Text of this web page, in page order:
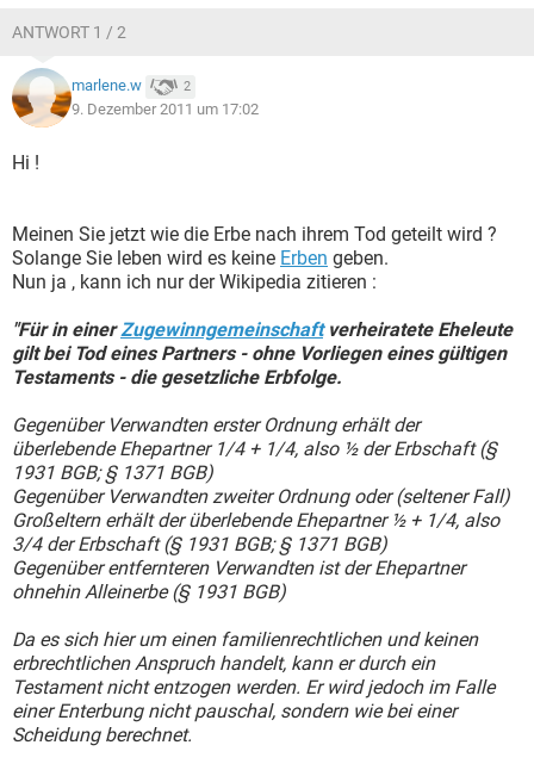
ANTWORT 1 / 2
marlene.w 2
9. Dezember 2011 um 17:02
Hi !
Meinen Sie jetzt wie die Erbe nach ihrem Tod geteilt wird ?
Solange Sie leben wird es keine Erben geben.
Nun ja , kann ich nur der Wikipedia zitieren :
"Für in einerZugewinngemeinschaftverheiratete Eheleute
gilt bei Tod eines Partners - ohne Vorliegen eines gültigen
Testaments - die gesetzliche Erbfolge.
Gegenüber Verwandten erster Ordnung erhält der
überlebende Ehepartner 1/4 + 1/4, also ½ der Erbschaft (§
1931 BGB; § 1371 BGB)
Gegenüber Verwandten zweiter Ordnung oder (seltener Fall)
Großeltern erhält der überlebende Ehepartner ½ + 1/4, also
3/4 der Erbschaft (§ 1931 BGB; § 1371 BGB)
Gegenüber entfernteren Verwandten ist der Ehepartner
ohnehin Alleinerbe (§ 1931 BGB)
Da es sich hier um einen familienrechtlichen und keinen
erbrechtlichen Anspruch handelt, kann er durch ein
Testament nicht entzogen werden. Er wird jedoch im Falle
einer Enterbung nicht pauschal, sondern wie bei einer
Scheidung berechnet.